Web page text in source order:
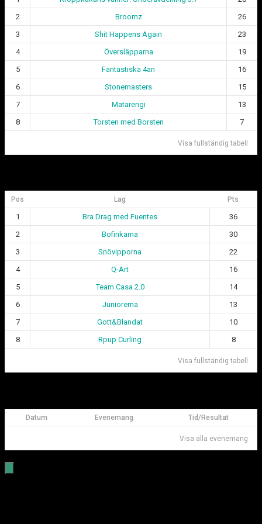
2
Broomz
26
3
Shit Happens Again
23
4
Översläpparna
19
5
Fantastiska 4an
16
6
Stonemasters
15
7
Matarengi
13
8
Torsten med Borsten 7
Visa fullständig tabell
Pos Lag Pts
1 Bra Drag med Fuentes
36
2
Bofinkarna
30
3
Snövipporna
22
4
Q-Art
16
5
Team Casa 2.0
14
6
Juniorerna
13
7
Gott&Blandat
10
8
Rpup Curling 8
Visa fullständig tabell
Datum Evenemang Tid/Resultat
Visa alla evenemang